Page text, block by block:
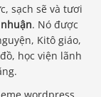
sạch sẽ và tươi
. Nó được
Kitô giáo,
học viện lãnh